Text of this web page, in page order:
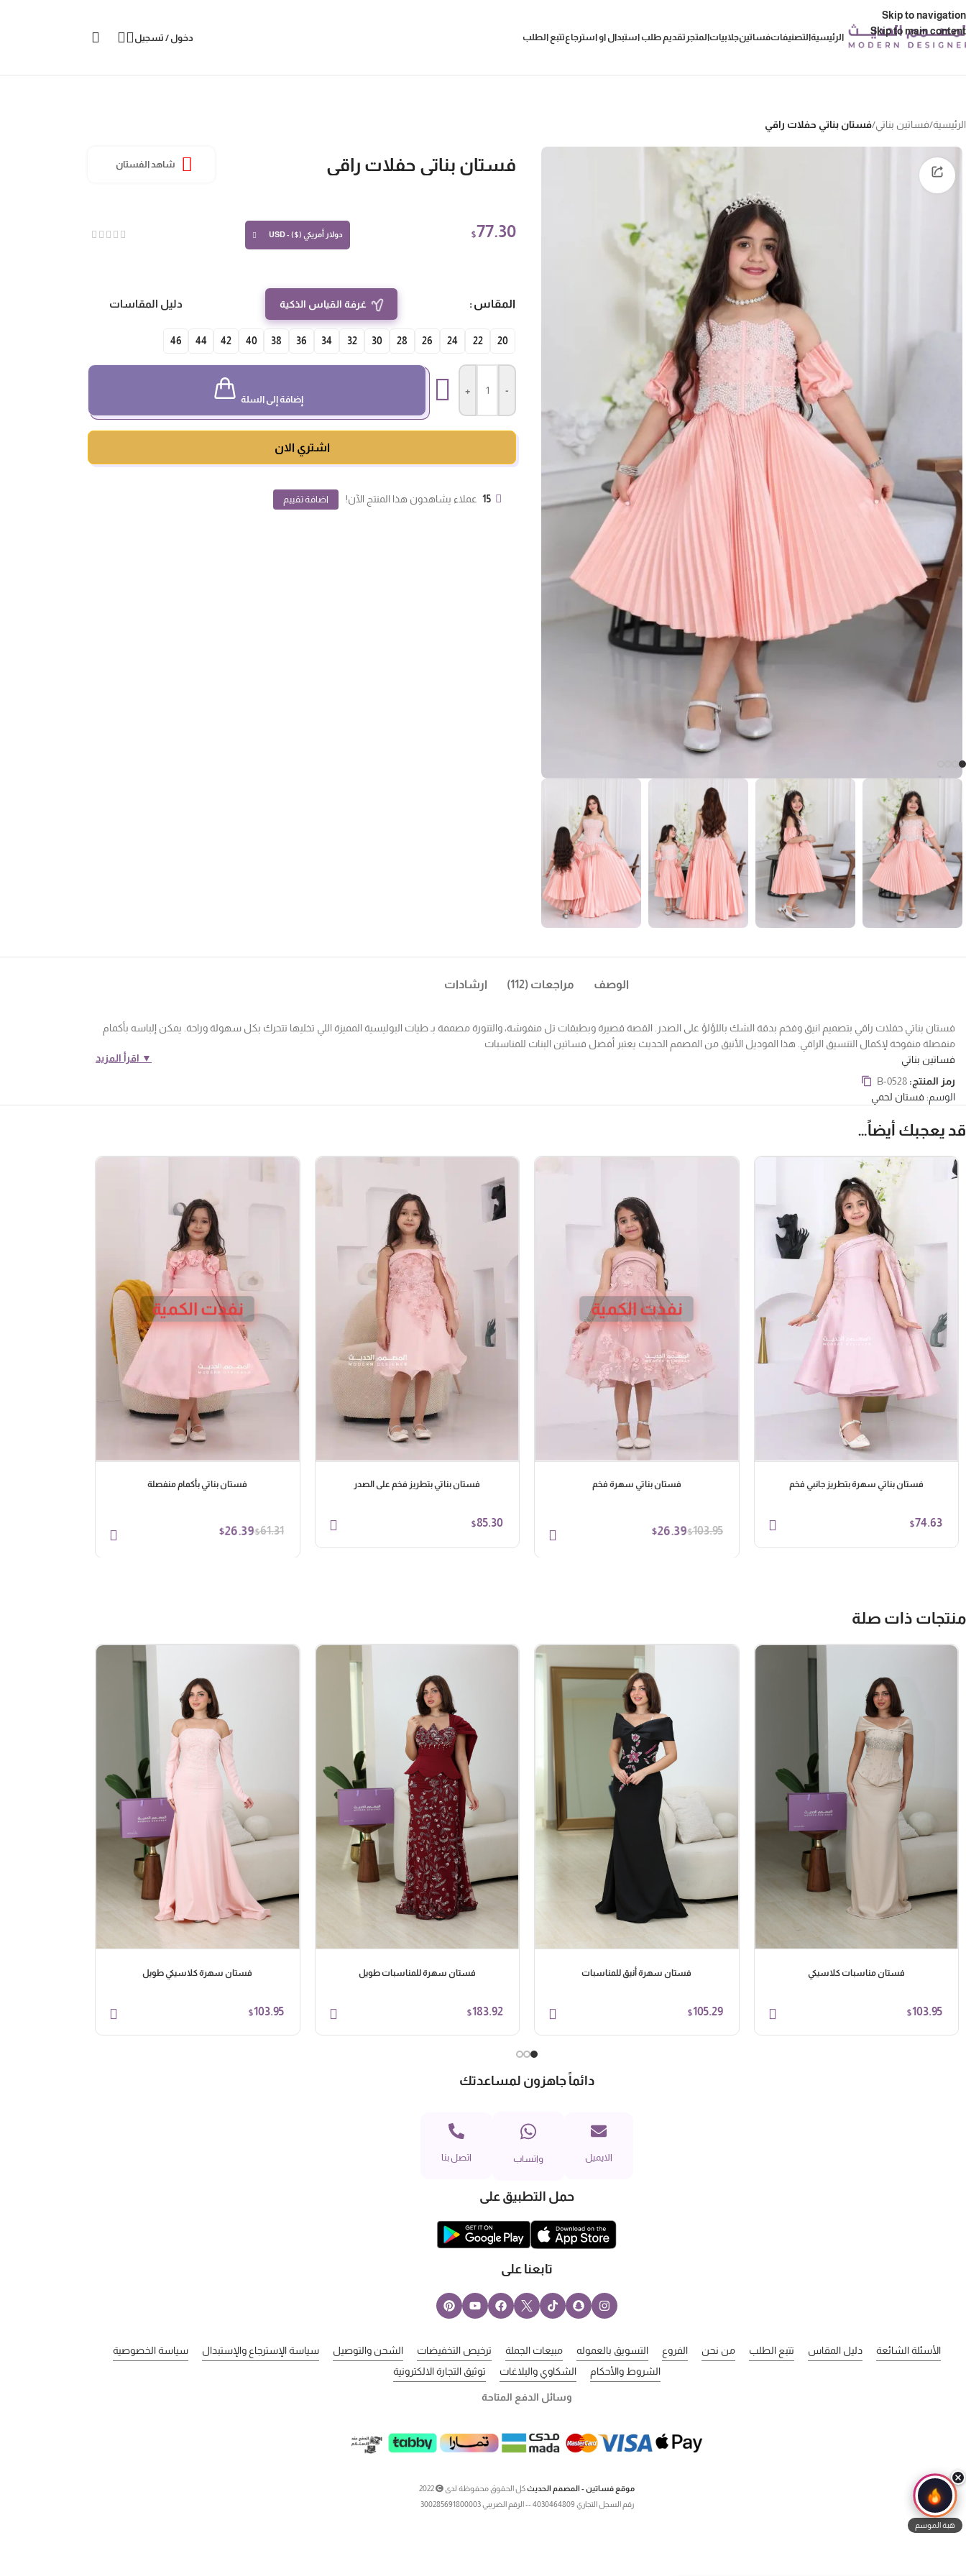
Skip to navigation
Skip to main content
الرئيسيةالتصنيفاتفساتينجلابياتالمتجر تقديم طلب استبدال او استرجاعتتبع الطلب دخول / تسجيل
الرئيسية/فساتين بناتي/فستان بناتي حفلات راقي
فستان بناتي حفلات راقي شاهد الفستان
$77.30 دولار أمريكي ($) - USD
المقاس غرفة القياس الذكية دليل المقاسات
20
22
24
26
28
30
32
34
36
38
40
42
44
46
-
+
إضافة إلى السلة
اشتري الان
15 عملاء يشاهدون هذا المنتج الآن! اضافة تقييم
الوصف مراجعات (112) ارشادات
فستان بناتي حفلات راقي بتصميم انيق وفخم بدقة الشك باللؤلؤ على الصدر. القصة قصيرة وبطبقات تل منفوشة، والتنورة مصممة بـ طيات البوليسية المميزة اللي تخليها تتحرك بكل سهولة وراحة. يمكن إلباسه بأكمام
منفصلة منفوخة لإكمال التنسيق الراقي. هذا الموديل الأنيق من المصمم الحديث يعتبر أفضل فساتين البنات للمناسبات
فساتين بناتي
▼ اقرأ المزيد
رمز المنتج: B-0528
الوسم: فستان لحمي
قد يعجبك أيضاً…
فستان بناتي سهرة بتطريز جانبي فخم
$74.63
نفدت الكمية
فستان بناتي سهرة فخم
$103.95
$26.39
فستان بناتي بتطريز فخم على الصدر
$85.30
نفدت الكمية
فستان بناتي بأكمام منفصلة
$61.31
$26.39
منتجات ذات صلة
فستان مناسبات كلاسيكي
$103.95
فستان سهرة أنيق للمناسبات
$105.29
فستان سهرة للمناسبات طويل
$183.92
فستان سهرة كلاسيكي طويل
$103.95
دائماً جاهزون لمساعدتك
الايميل واتساب اتصل بنا
حمل التطبيق على
تابعنا على
الأسئلة الشائعة دليل المقاس تتبع الطلب من نحن الفروع التسويق بالعموله مبيعات الجملة ترخيص التخفيضات الشحن والتوصيل سياسة الإسترجاع والإستبدال
سياسة الخصوصية
الشروط والأحكام
الشكاوي والبلاغات توثيق التجارة الالكترونية
وسائل الدفع المتاحة
موقع فساتين - المصمم الحديثكل الحقوق محفوظة لدى
رقم السجل التجاري 4030464809 -- الرقم الضريبي 300285691800003
هبة الموسم